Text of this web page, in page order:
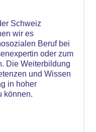
Schweiz
wir es
Beruf bei
oder zum
Die Weiterbildung
und Wissen
in hoher
können.